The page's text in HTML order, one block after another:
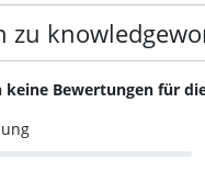
zu
keine Bewertungen für